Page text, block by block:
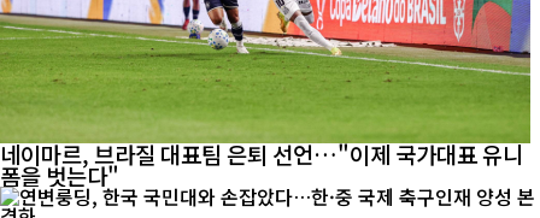
네이마르, 브라질 대표팀 은퇴 선언…"이제 국가대표 유니
폼을 벗는다"